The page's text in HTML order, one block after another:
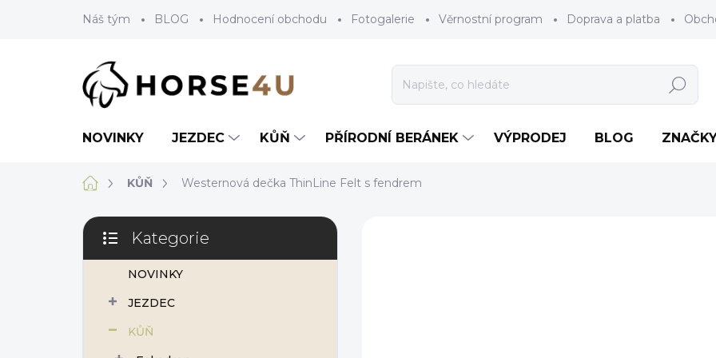
Náš tým BLOG Hodnocení obchodu Fotogalerie Věrnostní program Doprava a platba
Hledat
NOVINKY JEZDEC KŮŇ PŘÍRODNÍ BERÁNEK VÝPRODEJ BLOG
DomůKŮŇ Westernová dečka ThinLine Felt s fendrem
P
s
Přeskočit
kategorie
Kategorie
NOVINKY
JEZDEC
KŮŇ